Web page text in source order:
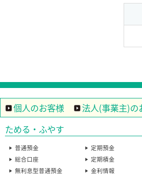
個人のお客様 法人(事業主)の
ためる・ふやす
普通預金 定期預金
総合口座
定期積金
無利息型普通預金
金利情報